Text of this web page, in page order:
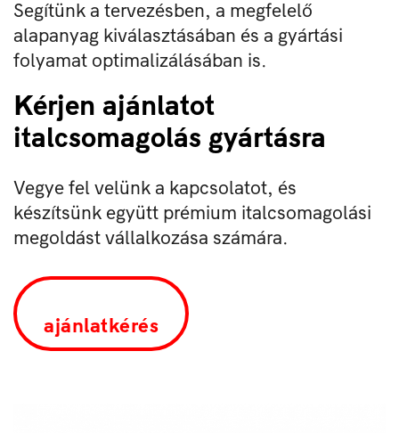
Segítünk a tervezésben, a megfelelő
alapanyag kiválasztásában és a gyártási
folyamat optimalizálásában is.
Kérjen ajánlatot
italcsomagolás gyártásra
Vegye fel velünk a kapcsolatot, és
készítsünk együtt prémium italcsomagolási
megoldást vállalkozása számára.
ajánlatkérés